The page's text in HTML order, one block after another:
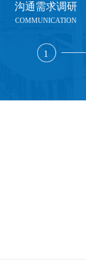
沟通需求调研
COMMUNICATION
1